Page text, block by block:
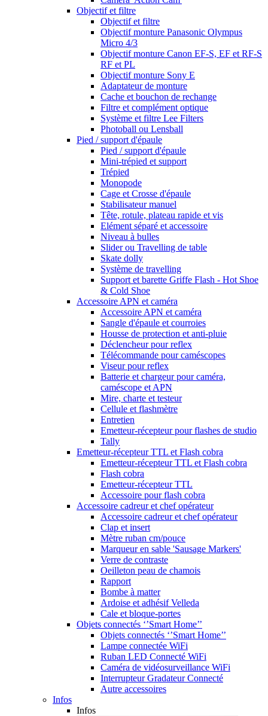
Objectif et filtre
Objectif et filtre
Objectif monture Panasonic Olympus
Micro 4/3
Objectif monture Canon EF-S, EF et RF-S
RF et PL
Objectif monture Sony E
Adaptateur de monture
Cache et bouchon de rechange
Filtre et complément optique
Système et filtre Lee Filters
Photoball ou Lensball
Pied / support d'épaule
Pied / support d'épaule
Mini-trépied et support
Trépied
Monopode
Cage et Crosse d'épaule
Stabilisateur manuel
Tête, rotule, plateau rapide et vis
Elément séparé et accessoire
Niveau à bulles
Slider ou Travelling de table
Skate dolly
Système de travelling
Support et barette Griffe Flash - Hot Shoe
& Cold Shoe
Accessoire APN et caméra
Accessoire APN et caméra
Sangle d'épaule et courroies
Housse de protection et anti-pluie
Déclencheur pour reflex
Télécommande pour caméscopes
Viseur pour reflex
Batterie et chargeur pour caméra,
caméscope et APN
Mire, charte et testeur
Cellule et flashmètre
Entretien
Emetteur-récepteur pour flashes de studio
Tally
Emetteur-récepteur TTL et Flash cobra
Emetteur-récepteur TTL et Flash cobra
Flash cobra
Emetteur-récepteur TTL
Accessoire pour flash cobra
Accessoire cadreur et chef opérateur
Accessoire cadreur et chef opérateur
Clap et insert
Mètre ruban cm/pouce
Marqueur en sable 'Sausage Markers'
Verre de contraste
Oeilleton peau de chamois
Rapport
Bombe à matter
Ardoise et adhésif Velleda
Cale et bloque-portes
Objets connectés ‘’Smart Home’’
Objets connectés ‘’Smart Home’’
Lampe connectée WiFi
Ruban LED Connecté WiFi
Caméra de vidéosurveillance WiFi
Interrupteur Gradateur Connecté
Autre accessoires
Infos
Infos